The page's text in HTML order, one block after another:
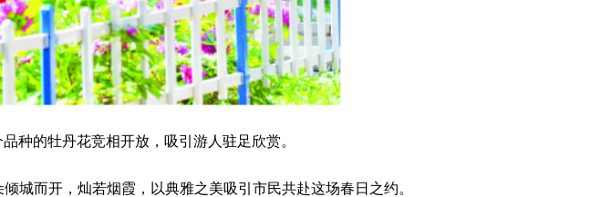
种的牡丹花竞相开放，吸引游人驻足欣赏。
城而开，灿若烟霞，以典雅之美吸引市民共赴这场春日之约。